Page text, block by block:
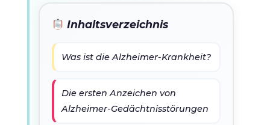
Inhaltsverzeichnis
Was ist die Alzheimer-Krankheit?
Die ersten Anzeichen von
Alzheimer-Gedächtnisstörungen